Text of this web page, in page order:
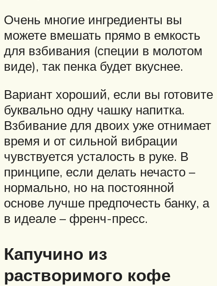
Очень многие ингредиенты вы
можете вмешать прямо в емкость
для взбивания (специи в молотом
виде), так пенка будет вкуснее.
Вариант хороший, если вы готовите
буквально одну чашку напитка.
Взбивание для двоих уже отнимает
время и от сильной вибрации
чувствуется усталость в руке. В
принципе, если делать нечасто –
нормально, но на постоянной
основе лучше предпочесть банку, а
в идеале – френч-пресс.
Капучино из
растворимого кофе